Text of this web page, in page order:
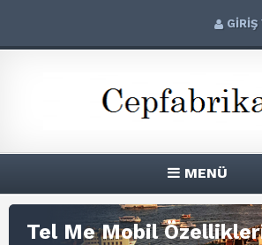
GİRİŞ
MENÜ
Tel Me Mobil